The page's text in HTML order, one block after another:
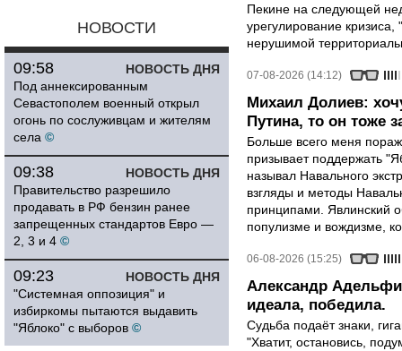
НОВОСТИ
НОВОСТЬ ДНЯ
09:58
Под аннексированным
Севастополем военный открыл
огонь по сослуживцам и жителям
села ©
НОВОСТЬ ДНЯ
09:38
Правительство разрешило
продавать в РФ бензин ранее
запрещенных стандартов Евро —
2, 3 и 4 ©
НОВОСТЬ ДНЯ
09:23
"Системная оппозиция" и
избиркомы пытаются выдавить
"Яблоко" с выборов ©
Пекине на следующей
урегулирование
нерушимой
07-08-2026 (14:12)
Михаил Долиев:
Путина, то он тоже
Больше всего меня
призывает поддержать
называл Навального
взгляды и методы
принципами. Явлинский
популизме и вождизме,
06-08-2026 (15:25)
Александр
идеала, победила.
Судьба подаёт знаки,
"Хватит, остановись,